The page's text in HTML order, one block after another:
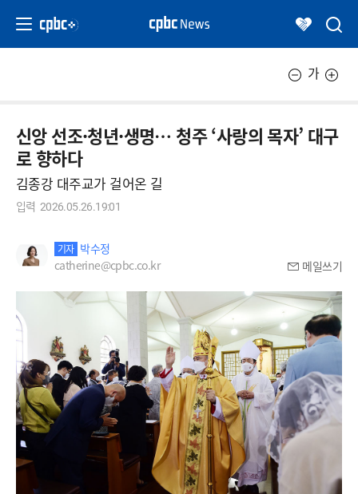
가
신앙 선조·청년·생명… 청주 ‘사랑의 목자’ 대구
로 향하다
김종강 대주교가 걸어온 길
입력 2026.05.26.19:01
기자 박수정
catherine@cpbc.co.kr
메일쓰기